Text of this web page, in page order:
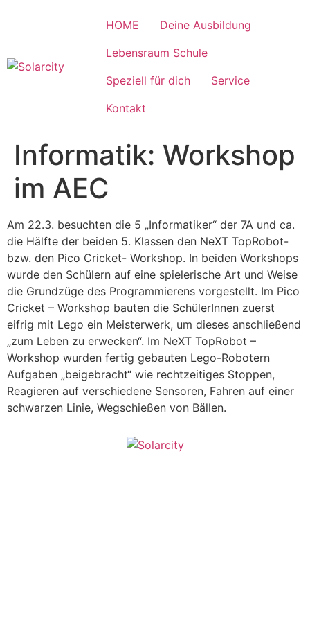
HOME
Deine Ausbildung
Lebensraum Schule
Speziell für dich
Service
Kontakt
Informatik: Workshop
im AEC
Am 22.3. besuchten die 5 „Informatiker“ der 7A und ca.
die Hälfte der beiden 5. Klassen den NeXT TopRobot-
bzw. den Pico Cricket- Workshop. In beiden Workshops
wurde den Schülern auf eine spielerische Art und Weise
die Grundzüge des Programmierens vorgestellt. Im Pico
Cricket – Workshop bauten die SchülerInnen zuerst
eifrig mit Lego ein Meisterwerk, um dieses anschließend
„zum Leben zu erwecken“. Im NeXT TopRobot –
Workshop wurden fertig gebauten Lego-Robotern
Aufgaben „beigebracht“ wie rechtzeitiges Stoppen,
Reagieren auf verschiedene Sensoren, Fahren auf einer
schwarzen Linie, Wegschießen von Bällen.